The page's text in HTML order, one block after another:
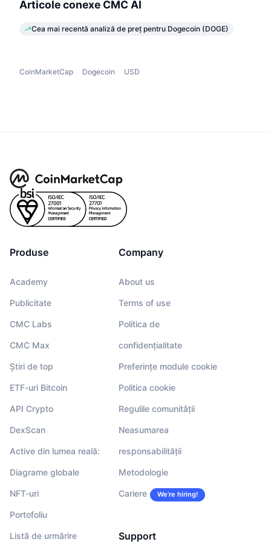
Articole conexe CMC AI
Cea mai recentă analiză de preț pentru Dogecoin (DOGE)
CoinMarketCap Dogecoin USD
Produse
Academy
Publicitate
CMC Labs
CMC Max
Știri de top
ETF-uri Bitcoin
API Crypto
DexScan
Active din lumea reală:
Diagrame globale
NFT-uri
Portofoliu
Listă de urmărire
Company
About us
Terms of use
Politica de
confidențialitate
Preferințe module cookie
Politica cookie
Regulile comunității
Neasumarea
responsabilității
Metodologie
Cariere We’re hiring!
Support